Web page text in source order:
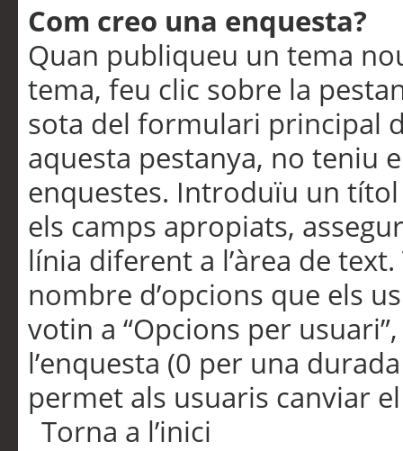
Com creo una enquesta?
Quan publiqueu un tema
tema, feu clic sobre la
sota del formulari principal
aquesta pestanya, no teniu
enquestes. Introduïu un
els camps apropiats,
línia diferent a l’àrea de
nombre d’opcions que els
votin a “Opcions per
l’enquesta (0 per una
permet als usuaris canviar
Torna a l’inici